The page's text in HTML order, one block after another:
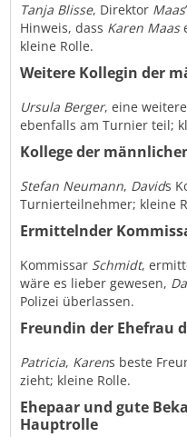
Tanja Blisse, Direktor Maas
Hinweis, dass Karen Maas
kleine Rolle.
Weitere Kollegin der
Ursula Berger, eine
ebenfalls am Turnier teil;
Kollege der
Stefan Neumann, Davids
Turnierteilnehmer; kleine
Ermittelnder
Kommissar Schmidt,
wäre es lieber gewesen,
Polizei überlassen.
Freundin der Ehefrau
Patricia, Karens beste
zieht; kleine Rolle.
Ehepaar und gute
Hauptrolle